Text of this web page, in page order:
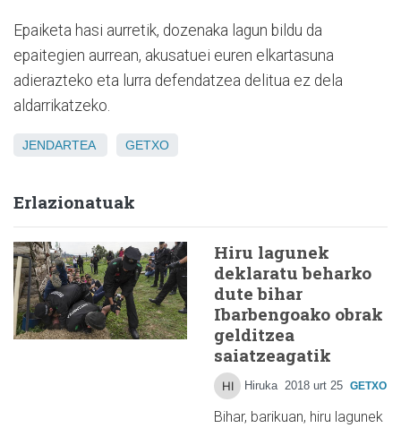
Epaiketa hasi aurretik, dozenaka lagun bildu da
epaitegien aurrean, akusatuei euren elkartasuna
adierazteko eta lurra defendatzea delitua ez dela
aldarrikatzeko.
JENDARTEA GETXO
Erlazionatuak
Hiru lagunek
deklaratu beharko
dute bihar
Ibarbengoako obrak
gelditzea
saiatzeagatik
Hiruka 2018 urt 25 GETXO
Bihar, barikuan, hiru lagunek